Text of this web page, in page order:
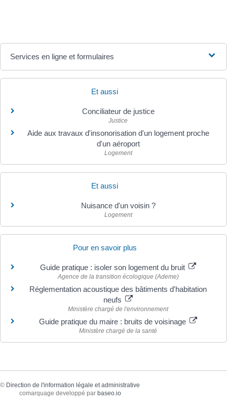
Services en ligne et formulaires
Et aussi
Conciliateur de justice
Justice
Aide aux travaux d'insonorisation d'un logement proche
d'un aéroport
Logement
Et aussi
Nuisance d'un voisin ?
Logement
Pour en savoir plus
Guide pratique : isoler son logement du bruit
Agence de la transition écologique (Ademe)
Réglementation acoustique des bâtiments d'habitation
neufs
Ministère chargé de l'environnement
Guide pratique du maire : bruits de voisinage
Ministère chargé de la santé
© Direction de l'information légale et administrative
comarquage developpé par baseo.io